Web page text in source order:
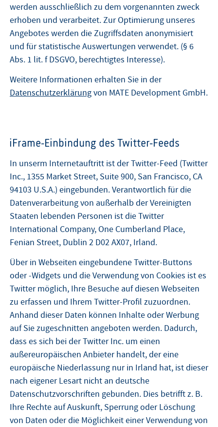
werden ausschließlich zu dem vorgenannten zweck
erhoben und verarbeitet. Zur Optimierung unseres
Angebotes werden die Zugriffsdaten anonymisiert
und für statistische Auswertungen verwendet. (§ 6
Abs. 1 lit. f DSGVO, berechtigtes Interesse).
Weitere Informationen erhalten Sie in der
Datenschutzerklärungvon MATE Development GmbH.
iFrame-Einbindung des Twitter-Feeds
In unserm Internetauftritt ist der Twitter-Feed (Twitter
Inc., 1355 Market Street, Suite 900, San Francisco, CA
94103 U.S.A.) eingebunden. Verantwortlich für die
Datenverarbeitung von außerhalb der Vereinigten
Staaten lebenden Personen ist die Twitter
International Company, One Cumberland Place,
Fenian Street, Dublin 2 D02 AX07, Irland.
Über in Webseiten eingebundene Twitter-Buttons
oder -Widgets und die Verwendung von Cookies ist es
Twitter möglich, Ihre Besuche auf diesen Webseiten
zu erfassen und Ihrem Twitter-Profil zuzuordnen.
Anhand dieser Daten können Inhalte oder Werbung
auf Sie zugeschnitten angeboten werden. Dadurch,
dass es sich bei der Twitter Inc. um einen
außereuropäischen Anbieter handelt, der eine
europäische Niederlassung nur in Irland hat, ist dieser
nach eigener Lesart nicht an deutsche
Datenschutzvorschriften gebunden. Dies betrifft z. B.
Ihre Rechte auf Auskunft, Sperrung oder Löschung
von Daten oder die Möglichkeit einer Verwendung von